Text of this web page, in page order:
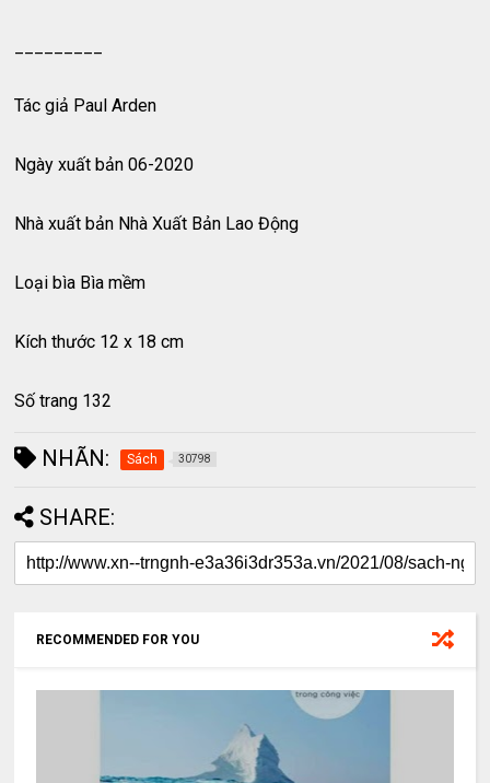
Tác giả Paul Arden
Ngày xuất bản 06-2020
Nhà xuất bản Nhà Xuất Bản Lao Động
Loại bìa Bìa mềm
Kích thước 12 x 18 cm
Số trang 132
NHÃN: Sách 30798
SHARE:
RECOMMENDED FOR YOU